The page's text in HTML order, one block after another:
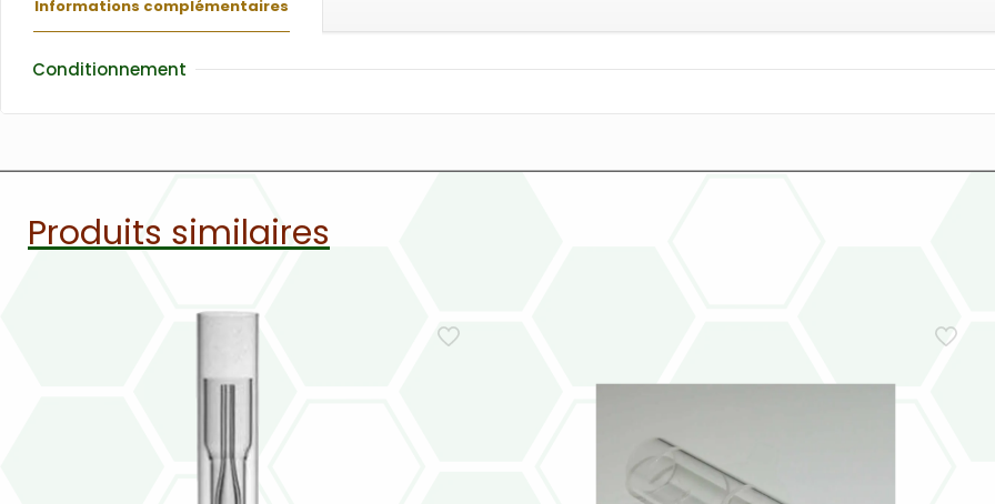
Informations complémentaires
Conditionnement
Produits similaires